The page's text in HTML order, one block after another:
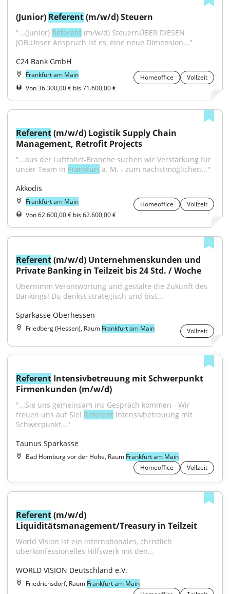
(Junior) Referent (m/w/d) Steuern
"...(Junior) Referent (m/w/d) SteuernÜBER DIESEN
JOB:Unser Anspruch ist es, eine neue Dimension..."
C24 Bank GmbH
Frankfurt am Main Homeoffice
Vollzeit
Von 36.300,00 € bis 71.600,00 €
Referent (m/w/d) Logistik Supply Chain
Management, Retrofit Projects
"...aus der Luftfahrt-Branche suchen wir Verstärkung für
unser Team in Frankfurt a. M. - zum nächstmöglichen..."
Akkodis
Frankfurt am Main Homeoffice
Vollzeit
Von 62.600,00 € bis 62.600,00 €
Referent (m/w/d) Unternehmenskunden und
Private Banking in Teilzeit bis 24 Std. / Woche
Übernimm Verantwortung und gestalte die Zukunft des
Bankings! Du denkst strategisch und bist...
Sparkasse Oberhessen
Friedberg (Hessen), Raum Frankfurt am Main Vollzeit
Referent Intensivbetreuung mit Schwerpunkt
Firmenkunden (m/w/d)
"...Sie uns gemeinsam ins Gespräch kommen - Wir
freuen uns auf Sie! Referent Intensivbetreuung mit
Schwerpunkt..."
Taunus Sparkasse
Bad Homburg vor der Höhe, Raum Frankfurt am Main
Homeoffice
Vollzeit
Referent (m/w/d)
Liquiditätsmanagement/Treasury in Teilzeit
World Vision ist ein internationales, christlich
überkonfessionelles Hilfswerk mit den...
WORLD VISION Deutschland e.V.
Friedrichsdorf, Raum Frankfurt am Main